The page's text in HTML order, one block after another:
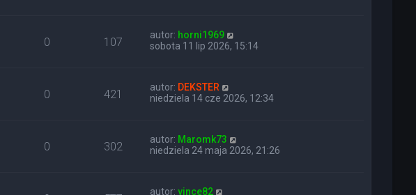
0 107 autor: horni1969
sobota 11 lip 2026, 15:14
0 421 autor: DEKSTER
niedziela 14 cze 2026, 12:34
0 302 autor: Maromk73
niedziela 24 maja 2026, 21:26
autor:vince82